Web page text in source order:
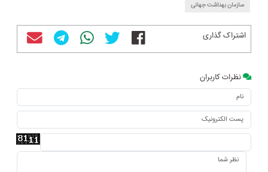
سازمان بهداشت جهانی
اشتراک گذاری
نظرات کاربران